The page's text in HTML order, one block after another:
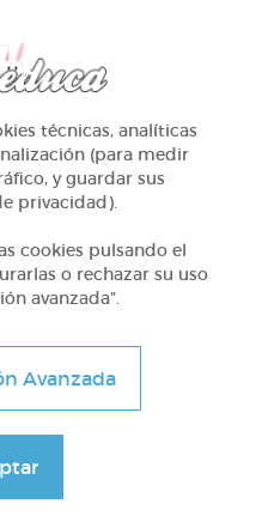
(6-7 años)
fotografía
técnicas, analíticas
(para medir
y guardar sus
privacidad).
cookies pulsando el
o rechazar su uso
avanzada”.
Avanzada